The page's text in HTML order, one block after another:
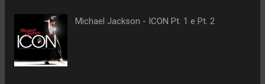
Michael Jackson - ICON Pt. 1 e Pt. 2